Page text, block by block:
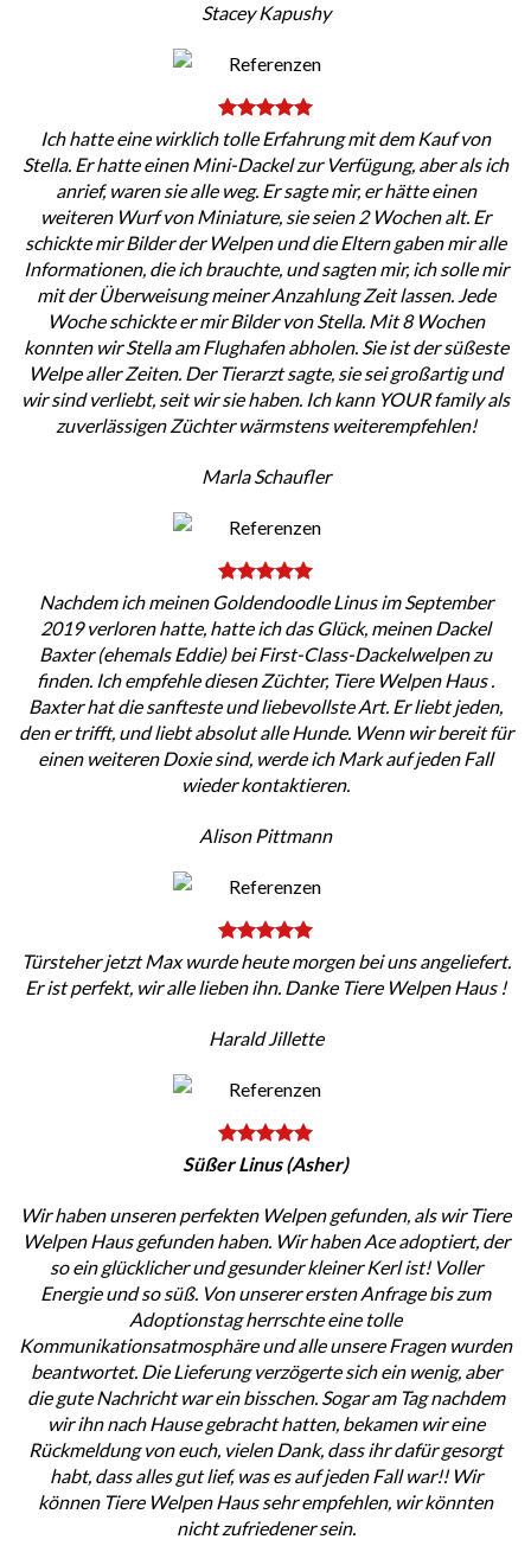
Stacey Kapushy
Ich hatte eine wirklich tolle Erfahrung mit dem Kauf von
Stella. Er hatte einen Mini-Dackel zur Verfügung, aber als ich
anrief, waren sie alle weg. Er sagte mir, er hätte einen
weiteren Wurf von Miniature, sie seien 2 Wochen alt. Er
schickte mir Bilder der Welpen und die Eltern gaben mir alle
Informationen, die ich brauchte, und sagten mir, ich solle mir
mit der Überweisung meiner Anzahlung Zeit lassen. Jede
Woche schickte er mir Bilder von Stella. Mit 8 Wochen
konnten wir Stella am Flughafen abholen. Sie ist der süßeste
Welpe aller Zeiten. Der Tierarzt sagte, sie sei großartig und
wir sind verliebt, seit wir sie haben. Ich kann YOUR family als
zuverlässigen Züchter wärmstens weiterempfehlen!
Marla Schaufler
Nachdem ich meinen Goldendoodle Linus im September
2019 verloren hatte, hatte ich das Glück, meinen Dackel
Baxter (ehemals Eddie) bei First-Class-Dackelwelpen zu
finden. Ich empfehle diesen Züchter, Tiere Welpen Haus .
Baxter hat die sanfteste und liebevollste Art. Er liebt jeden,
den er trifft, und liebt absolut alle Hunde. Wenn wir bereit für
einen weiteren Doxie sind, werde ich Mark auf jeden Fall
wieder kontaktieren.
Alison Pittmann
Türsteher jetzt Max wurde heute morgen bei uns angeliefert.
Er ist perfekt, wir alle lieben ihn. Danke Tiere Welpen Haus !
Harald Jillette
Süßer Linus (Asher)
Wir haben unseren perfekten Welpen gefunden, als wir Tiere
Welpen Haus gefunden haben. Wir haben Ace adoptiert, der
so ein glücklicher und gesunder kleiner Kerl ist! Voller
Energie und so süß. Von unserer ersten Anfrage bis zum
Adoptionstag herrschte eine tolle
Kommunikationsatmosphäre und alle unsere Fragen wurden
beantwortet. Die Lieferung verzögerte sich ein wenig, aber
die gute Nachricht war ein bisschen. Sogar am Tag nachdem
wir ihn nach Hause gebracht hatten, bekamen wir eine
Rückmeldung von euch, vielen Dank, dass ihr dafür gesorgt
habt, dass alles gut lief, was es auf jeden Fall war!! Wir
können Tiere Welpen Haus sehr empfehlen, wir könnten
nicht zufriedener sein.